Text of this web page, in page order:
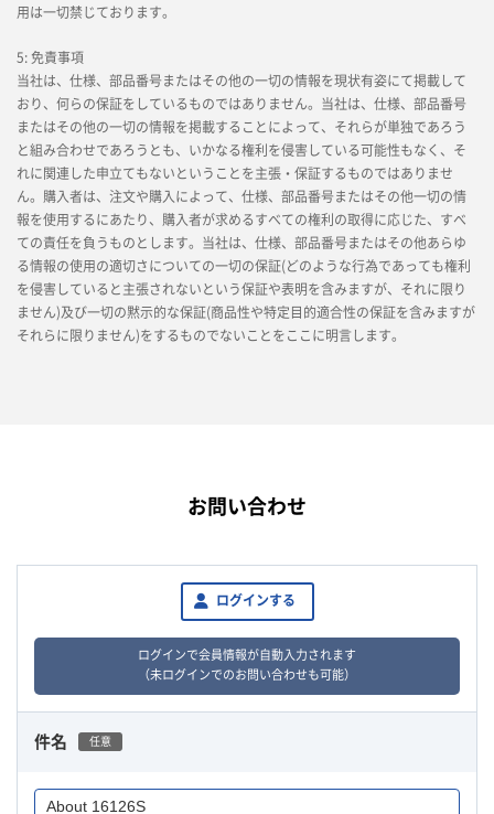
用は一切禁じております。
5: 免責事項
当社は、仕様、部品番号またはその他の一切の情報を現状有姿にて掲載して
おり、何らの保証をしているものではありません。当社は、仕様、部品番号
またはその他の一切の情報を掲載することによって、それらが単独であろう
と組み合わせであろうとも、いかなる権利を侵害している可能性もなく、そ
れに関連した申立てもないということを主張・保証するものではありませ
ん。購入者は、注文や購入によって、仕様、部品番号またはその他一切の情
報を使用するにあたり、購入者が求めるすべての権利の取得に応じた、すべ
ての責任を負うものとします。当社は、仕様、部品番号またはその他あらゆ
る情報の使用の適切さについての一切の保証(どのような行為であっても権利
を侵害していると主張されないという保証や表明を含みますが、それに限り
ません)及び一切の黙示的な保証(商品性や特定目的適合性の保証を含みますが
それらに限りません)をするものでないことをここに明言します。
お問い合わせ
ログインする
ログインで会員情報が自動入力されます
（未ログインでのお問い合わせも可能）
件名 任意